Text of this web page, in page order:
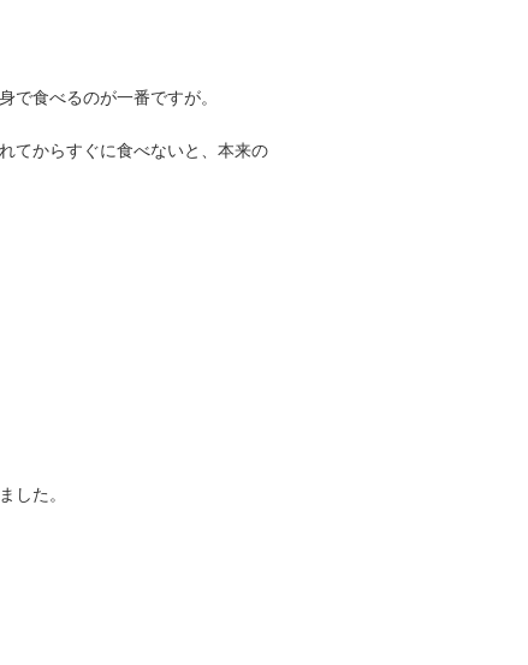
で食べるのが一番ですが。
てからすぐに食べないと、本来の
した。